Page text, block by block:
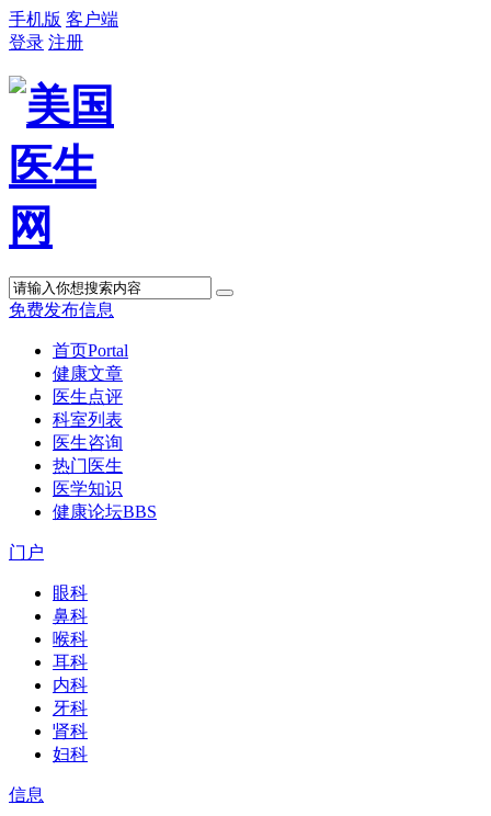
手机版 客户端
登录 注册
免费发布信息
首页Portal
健康文章
医生点评
科室列表
医生咨询
热门医生
医学知识
健康论坛BBS
门户
眼科
鼻科
喉科
耳科
内科
牙科
肾科
妇科
信息